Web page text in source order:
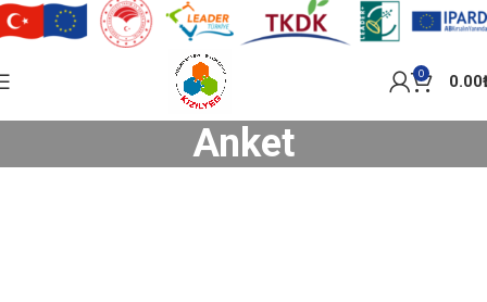
0 0.00
Anket